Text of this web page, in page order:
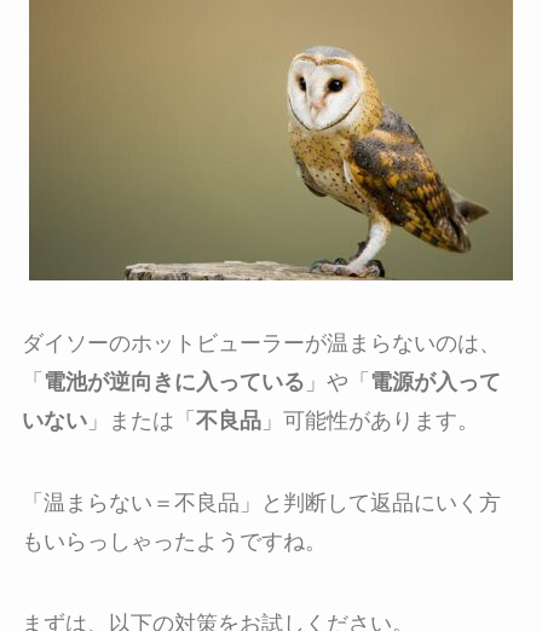
ダイソーのホットビューラーが温まらないのは、
「 電池が逆向きに入っている 」や「 電源が入って
いない」または「 不良品」可能性があります。
「温まらない＝不良品」と判断して返品にいく方
もいらっしゃったようですね。
まずは、以下の対策をお試しください。